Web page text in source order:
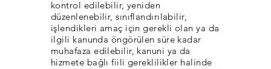
kontrol edilebilir, yeniden
düzenlenebilir, sınıflandırılabilir,
işlendikleri amaç için gerekli olan ya da
ilgili kanunda öngörülen süre kadar
muhafaza edilebilir, kanuni ya da
hizmete bağlı fiili gereklilikler halinde